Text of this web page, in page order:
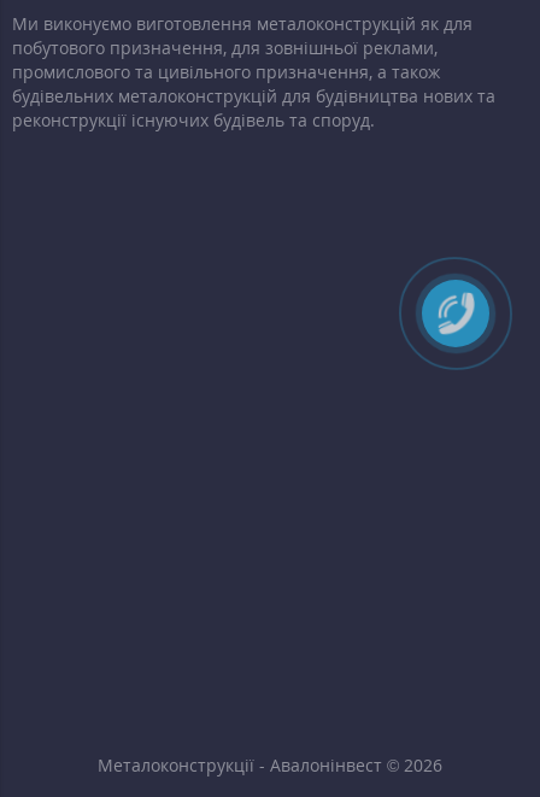
Ми виконуємо виготовлення металоконструкцій як для
побутового призначення, для зовнішньої реклами,
промислового та цивільного призначення, а також
будівельних металоконструкцій для будівництва нових та
реконструкції існуючих будівель та споруд.
Металоконструкції - Авалонінвест © 2026